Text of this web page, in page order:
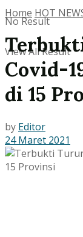
No Result
View All Result
Home HOT
Covid-
di 15
by Editor
24 Maret 2021